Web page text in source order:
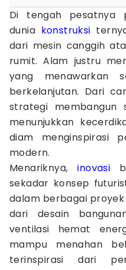
Di tengah pesatnya
dunia konstruksi
dari mesin canggih
rumit. Alam justru
yang menawarkan
berkelanjutan. Dari
strategi membangun
menunjukkan
diam menginspirasi
modern.
Menariknya,inovasi
sekadar konsep
dalam berbagai proyek
dari desain
ventilasi hemat
mampu menahan
terinspirasi dari